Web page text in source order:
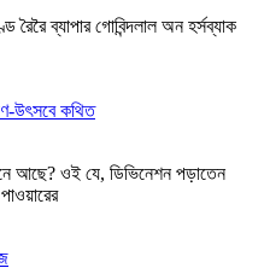
রৈরৈ ব্যাপার গোবিন্দলাল অন হর্সব্যাক
আছে? ওই যে, ডিভিনেশন পড়াতেন